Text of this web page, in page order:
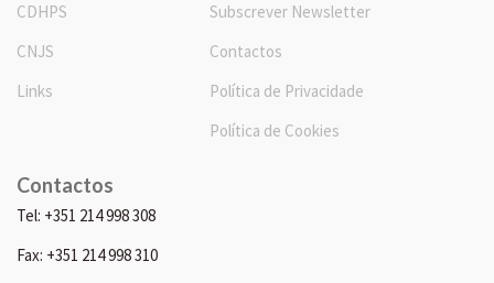
CDHPS
CNJS
Links
Subscrever Newsletter
Contactos
Política de Privacidade
Política de Cookies
Contactos
Tel: +351 214 998 308
Fax: +351 214 998 310